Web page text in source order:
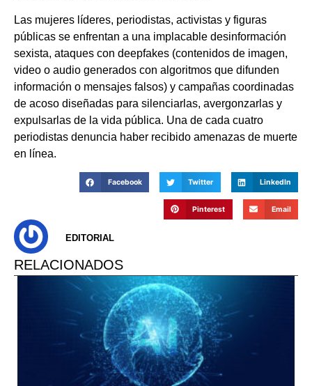
Las mujeres líderes, periodistas, activistas y figuras
públicas se enfrentan a una implacable desinformación
sexista, ataques con deepfakes (contenidos de imagen,
video o audio generados con algoritmos que difunden
información o mensajes falsos) y campañas coordinadas
de acoso diseñadas para silenciarlas, avergonzarlas y
expulsarlas de la vida pública. Una de cada cuatro
periodistas denuncia haber recibido amenazas de muerte
en línea.
Facebook Twitter LinkedIn
Pinterest Email
EDITORIAL
RELACIONADOS